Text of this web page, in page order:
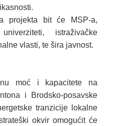
projekta bit će MSP-a,
istraživačke
vlasti, te šira javnost.
moć i kapacitete na
i Brodsko-posavske
tranzicije lokalne
okvir omogućit će